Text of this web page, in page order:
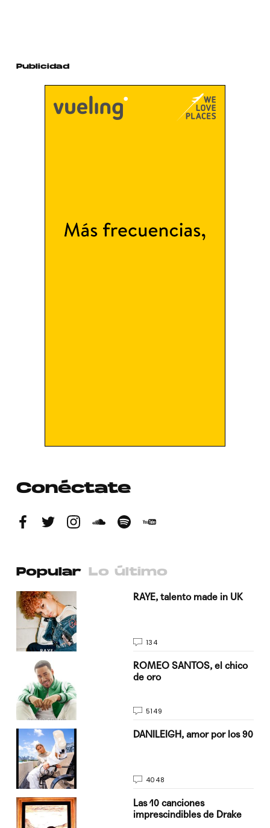
Publicidad
Conéctate
Popular Lo último
RAYE, talento made in UK
134
ROMEO SANTOS, el chico
de oro
5149
DANILEIGH, amor por los 90
4048
Las 10 canciones
imprescindibles de Drake